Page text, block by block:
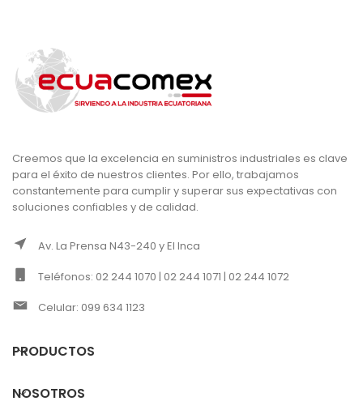
Creemos que la excelencia en suministros industriales es clave
para el éxito de nuestros clientes. Por ello, trabajamos
constantemente para cumplir y superar sus expectativas con
soluciones confiables y de calidad.
Av. La Prensa N43-240 y El Inca
Teléfonos: 02 244 1070 | 02 244 1071 | 02 244 1072
Celular: 099 634 1123
PRODUCTOS
NOSOTROS